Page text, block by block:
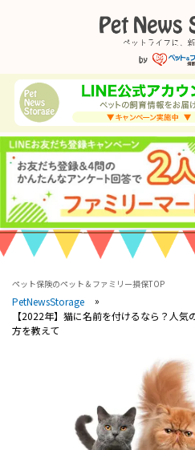
ペット保険のペット＆ファミリー損保TOP
PetNewsStorage
【2022年】猫に名前を付けるなら？人
方を教えて